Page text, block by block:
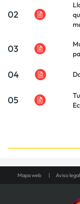
02
03
04
05
Mapa web Aviso legal